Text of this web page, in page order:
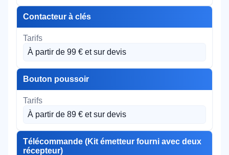
Contacteur à clés
À partir de 99 € et sur devis
Bouton poussoir
À partir de 89 € et sur devis
Télécommande (Kit émetteur fourni avec deux
récepteur)